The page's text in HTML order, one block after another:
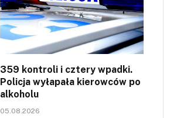
359 kontroli i cztery wpadki.
Policja wyłapała kierowców po
alkoholu
05.08.2026